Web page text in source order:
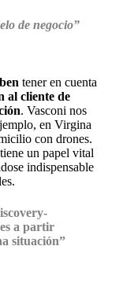
de negocio”
tener en cuenta
al cliente de
. Vasconi nos
en Virgina
con drones.
un papel vital
indispensable
a partir
situación”